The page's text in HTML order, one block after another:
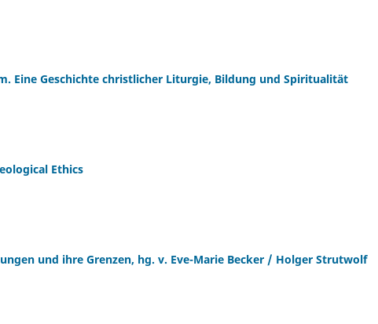
Eine Geschichte christlicher Liturgie, Bildung und Spiritualität
Ethics
und ihre Grenzen, hg. v. Eve-Marie Becker / Holger Strutwolf